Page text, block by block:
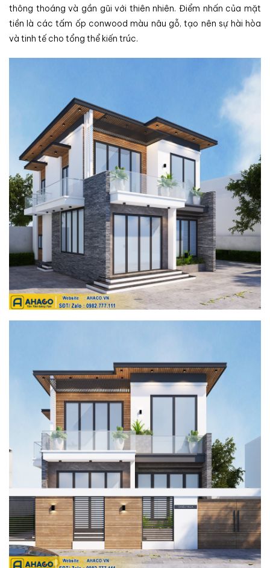
thông thoáng và gần gũi với thiên nhiên. Điểm nhấn của mặt
tiền là các tấm ốp conwood màu nâu gỗ, tạo nên sự hài hòa
và tinh tế cho tổng thể kiến trúc.